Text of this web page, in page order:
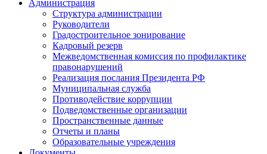
Администрация
Структура администрации
Руководители
Градостроительное зонирование
Кадровый резерв
Межведомственная комиссия по профилактике
правонарушений
Реализация послания Президента РФ
Муниципальная служба
Противодействие коррупции
Подведомственные организации
Пространственные данные
Отчеты и планы
Образовательные учреждения